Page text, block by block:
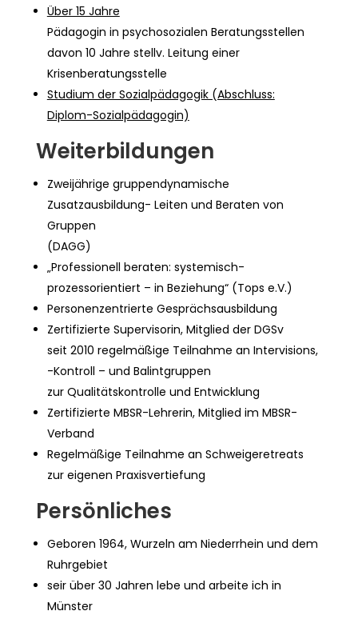
Über 15 Jahre
Pädagogin in psychosozialen Beratungsstellen
davon 10 Jahre stellv. Leitung einer
Krisenberatungsstelle
Studium der Sozialpädagogik (Abschluss:
Diplom-Sozialpädagogin)
Weiterbildungen
Zweijährige gruppendynamische
Zusatzausbildung- Leiten und Beraten von
Gruppen
(DAGG)
„Professionell beraten: systemisch-
prozessorientiert – in Beziehung“ (Tops e.V.)
Personenzentrierte Gesprächsausbildung
Zertifizierte Supervisorin, Mitglied der DGSv
seit 2010 regelmäßige Teilnahme an Intervisions,
-Kontroll – und Balintgruppen
zur Qualitätskontrolle und Entwicklung
Zertifizierte MBSR-Lehrerin, Mitglied im MBSR-
Verband
Regelmäßige Teilnahme an Schweigeretreats
zur eigenen Praxisvertiefung
Persönliches
Geboren 1964, Wurzeln am Niederrhein und dem
Ruhrgebiet
seir über 30 Jahren lebe und arbeite ich in
Münster